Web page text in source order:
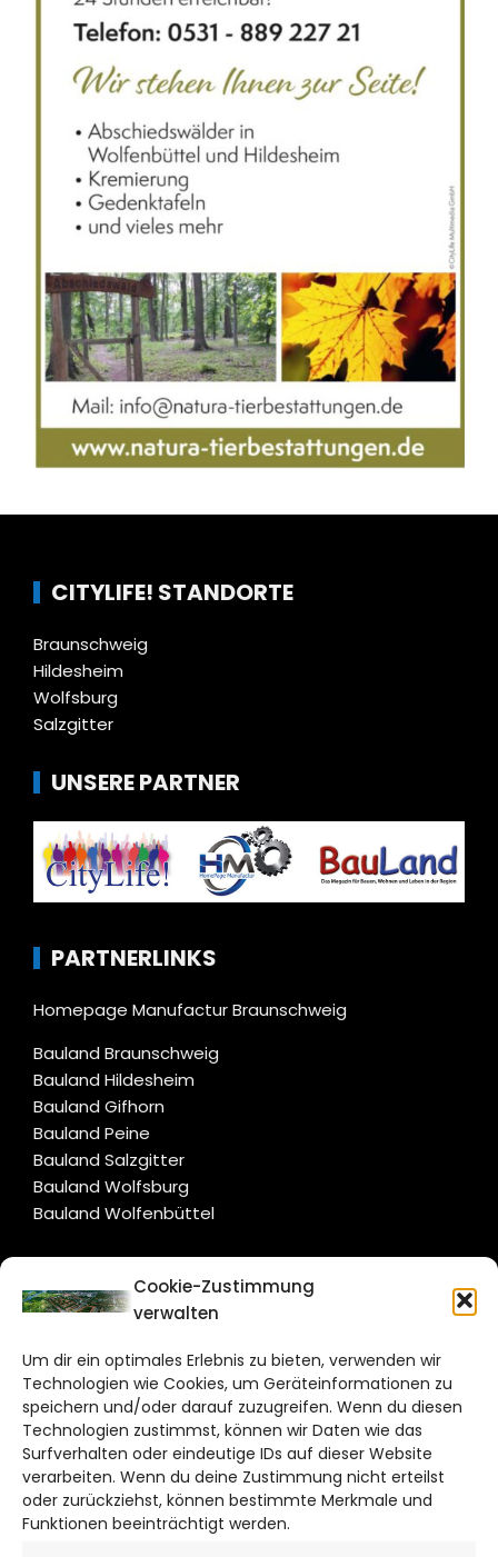
Cookie-Zustimmung
verwalten
Um dir ein optimales Erlebnis zu bieten, verwenden wir
Technologien wie Cookies, um Geräteinformationen zu
speichern und/oder darauf zuzugreifen. Wenn du diesen
Technologien zustimmst, können wir Daten wie das
Surfverhalten oder eindeutige IDs auf dieser Website
verarbeiten. Wenn du deine Zustimmung nicht erteilst
oder zurückziehst, können bestimmte Merkmale und
Funktionen beeinträchtigt werden.
CITYLIFE! STANDORTE
Braunschweig
Hildesheim
Wolfsburg
Salzgitter
UNSERE PARTNER
PARTNERLINKS
Homepage Manufactur Braunschweig
Bauland Braunschweig
Bauland Hildesheim
Bauland Gifhorn
Bauland Peine
Bauland Salzgitter
Bauland Wolfsburg
Bauland Wolfenbüttel
CITYLIFE!
Bruchtorwall 12
38100 Braunschweig
Telefon: 0531 387220 – 65
DAS STADTMAGAZIN FÜR
SALZGITTER